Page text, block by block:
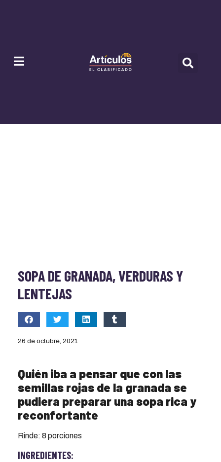
SOPA DE GRANADA, VERDURAS Y
LENTEJAS
26 de octubre, 2021
Quién iba a pensar que con las
semillas rojas de la granada se
pudiera preparar una sopa rica y
reconfortante
Rinde: 8 porciones
INGREDIENTES: